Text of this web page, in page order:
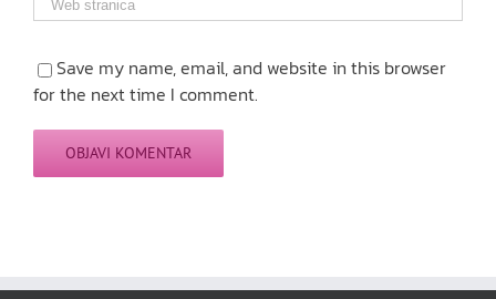
Save my name, email, and website in this browser
for the next time I comment.